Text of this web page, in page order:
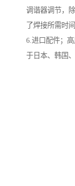
调谐器调节，
了焊接所需时
6.进口配件；
于日本、韩国